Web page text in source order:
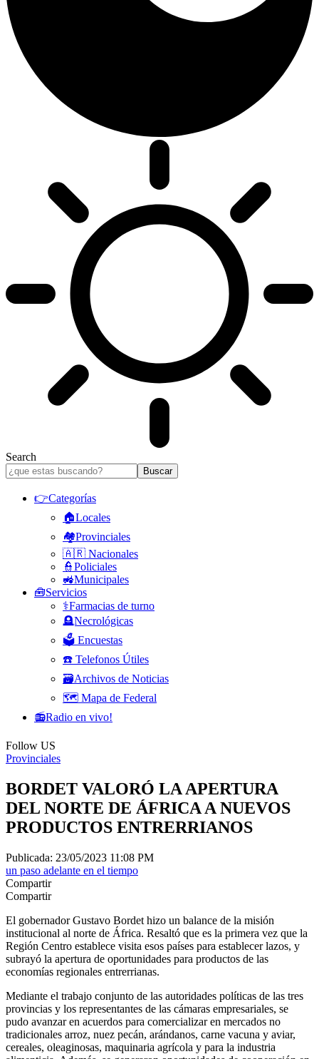
Search
👉Categorías
🏠Locales
🏘️Provinciales
🇦🇷 Nacionales
👮Policiales
🚜Municipales
🧰Servicios
⚕️Farmacias de turno
🪦Necrológicas
🗳️ Encuestas
☎️ Telefonos Útiles
🗃️Archivos de Noticias
🗺️ Mapa de Federal
📻Radio en vivo!
Follow US
Provinciales
BORDET VALORÓ LA APERTURA
DEL NORTE DE ÁFRICA A NUEVOS
PRODUCTOS ENTRERRIANOS
Publicada: 23/05/2023 11:08 PM
un paso adelante en el tiempo
Compartir
Compartir
El gobernador Gustavo Bordet hizo un balance de la misión
institucional al norte de África. Resaltó que es la primera vez que la
Región Centro establece visita esos países para establecer lazos, y
subrayó la apertura de oportunidades para productos de las
economías regionales entrerrianas.
Mediante el trabajo conjunto de las autoridades políticas de las tres
provincias y los representantes de las cámaras empresariales, se
pudo avanzar en acuerdos para comercializar en mercados no
tradicionales arroz, nuez pecán, arándanos, carne vacuna y aviar,
cereales, oleaginosas, maquinaria agrícola y para la industria